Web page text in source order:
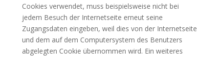
Cookies verwendet, muss beispielsweise nicht bei
jedem Besuch der Internetseite erneut seine
Zugangsdaten eingeben, weil dies von der Internetseite
und dem auf dem Computersystem des Benutzers
abgelegten Cookie übernommen wird. Ein weiteres